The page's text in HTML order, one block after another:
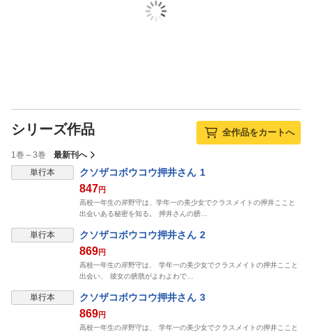
シリーズ作品 全作品をカートへ
1巻～3巻
最新刊へ
単行本
クソザコボウコウ押井さん 1
847円
高校一年生の岸野守は、学年一の美少女でクラスメイトの押井ここと
出会いある秘密を知る。 押井さんの膀…
単行本 クソザコボウコウ押井さん 2
869円
高校一年生の岸野守は、 学年一の美少女でクラスメイトの押井ここと
出会い、 彼女の膀胱がよわよわで…
単行本 クソザコボウコウ押井さん 3
869円
高校一年生の岸野守は、 学年一の美少女でクラスメイトの押井ここと